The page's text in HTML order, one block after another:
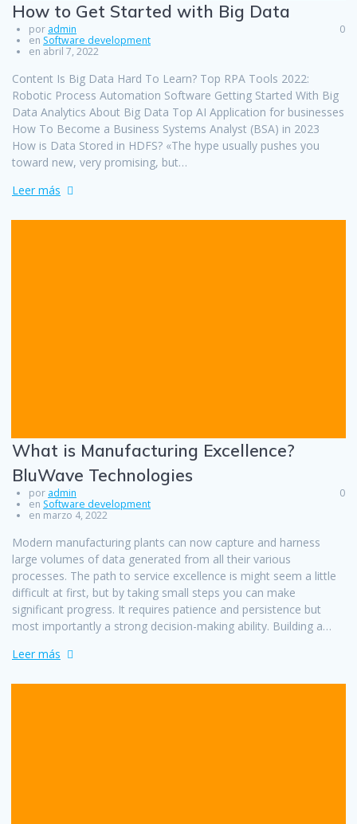
How to Get Started with Big Data
por admin
en Software development
en abril 7, 2022
0
Content Is Big Data Hard To Learn? Top RPA Tools 2022:
Robotic Process Automation Software Getting Started With Big
Data Analytics About Big Data Top AI Application for businesses
How To Become a Business Systems Analyst (BSA) in 2023
How is Data Stored in HDFS? «The hype usually pushes you
toward new, very promising, but…
Leer más
What is Manufacturing Excellence?
BluWave Technologies
por admin
en Software development
en marzo 4, 2022
0
Modern manufacturing plants can now capture and harness
large volumes of data generated from all their various
processes. The path to service excellence is might seem a little
difficult at first, but by taking small steps you can make
significant progress. It requires patience and persistence but
most importantly a strong decision-making ability. Building a…
Leer más